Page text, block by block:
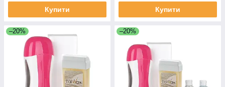
Купити Купити
–20% –20%